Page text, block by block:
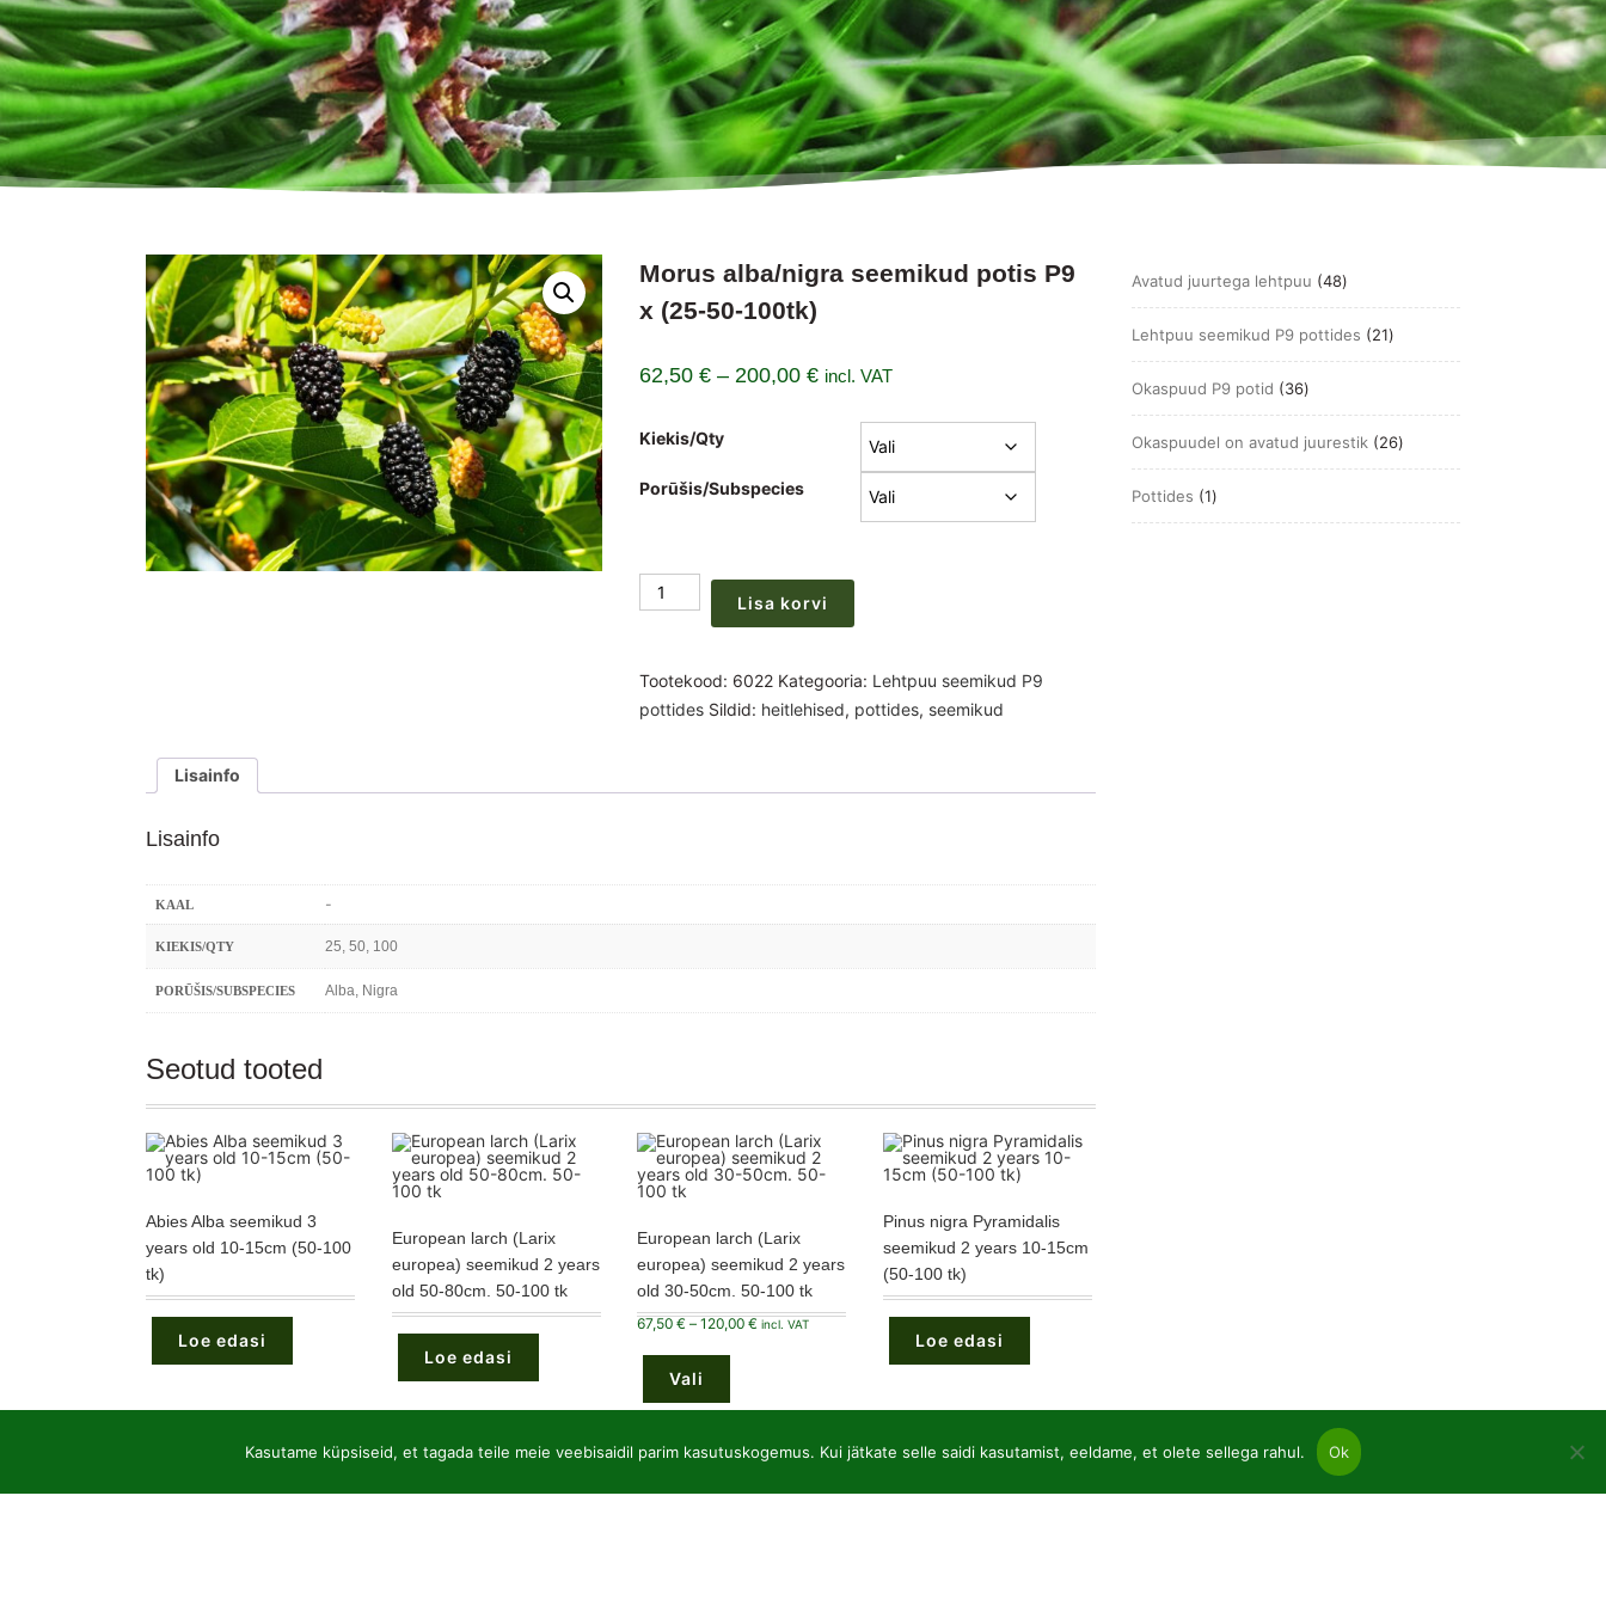
Morus alba/nigra seemikud potis P9
x (25-50-100tk)
62,50€ – 200,00€Hinnavahemik:
incl. VAT
Kiekis/Qty
Porūšis/Subspecies
Morus
alba/nigra
potis
Lisa korvi
Tootekood: 6022 Kategooria: Lehtpuu seemikud P9
pottides Sildid: heitlehised, pottides, seemikud
Lisainfo
Lisainfo
KAAL -
KIEKIS/QTY 25, 50, 100
PORŪŠIS/SUBSPECIES Alba, Nigra
Seotud tooted
Abies Alba seemikud 3
years old 10-15cm (50-100
tk)
Loe edasi
European larch (Larix
europea) seemikud 2 years
old 50-80cm. 50-100 tk
Loe edasi
European larch (Larix
europea) seemikud 2 years
old 30-50cm. 50-100 tk
67,50 € – 120,00 €Hinnavahemik:
incl. VAT
Vali
varianti.
saab
teha
Pinus nigra Pyramidalis
seemikud 2 years 10-15cm
(50-100 tk)
Loe edasi
Avatud juurtega lehtpuu 4848
toodet
Lehtpuu seemikud P9 pottides
2121
toodet
Okaspuud P9 potid
3636
toodet
Okaspuudel on avatud juurestik
2626
toodet
Pottides
11
toode
Kasutame küpsiseid, et tagada teile meie veebisaidil parim kasutuskogemus. Kui jätkate selle saidi kasutamist, eeldame, et olete sellega rahul. Ok